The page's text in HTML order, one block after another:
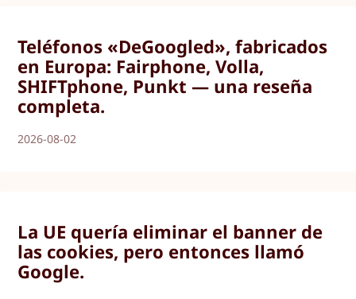
Teléfonos «DeGoogled», fabricados
en Europa: Fairphone, Volla,
SHIFTphone, Punkt — una reseña
completa.
2026-08-02
La UE quería eliminar el banner de
las cookies, pero entonces llamó
Google.